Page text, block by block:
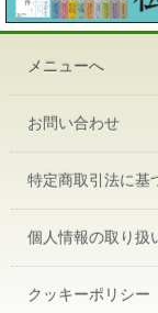
メニューへ
お問い合わせ
特定商取引法に基
個人情報の取り扱
クッキーポリシー